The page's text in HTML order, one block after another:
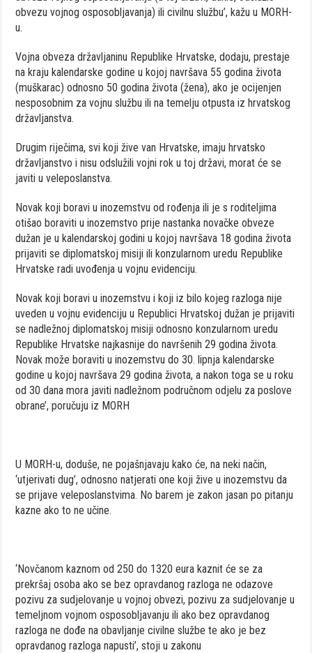
obvezu vojnog osposobljavanja) ili civilnu službu’, kažu u MORH-
u.
Vojna obveza državljaninu Republike Hrvatske, dodaju, prestaje
na kraju kalendarske godine u kojoj navršava 55 godina života
(muškarac) odnosno 50 godina života (žena), ako je ocijenjen
nesposobnim za vojnu službu ili na temelju otpusta iz hrvatskog
državljanstva.
Drugim riječima, svi koji žive van Hrvatske, imaju hrvatsko
državljanstvo i nisu odslužili vojni rok u toj državi, morat će se
javiti u veleposlanstva.
Novak koji boravi u inozemstvu od rođenja ili je s roditeljima
otišao boraviti u inozemstvo prije nastanka novačke obveze
dužan je u kalendarskoj godini u kojoj navršava 18 godina života
prijaviti se diplomatskoj misiji ili konzularnom uredu Republike
Hrvatske radi uvođenja u vojnu evidenciju.
Novak koji boravi u inozemstvu i koji iz bilo kojeg razloga nije
uveden u vojnu evidenciju u Republici Hrvatskoj dužan je prijaviti
se nadležnoj diplomatskoj misiji odnosno konzularnom uredu
Republike Hrvatske najkasnije do navršenih 29 godina života.
Novak može boraviti u inozemstvu do 30. lipnja kalendarske
godine u kojoj navršava 29 godina života, a nakon toga se u roku
od 30 dana mora javiti nadležnom područnom odjelu za poslove
obrane’, poručuju iz MORH
U MORH-u, doduše, ne pojašnjavaju kako će, na neki način,
‘utjerivati dug’, odnosno natjerati one koji žive u inozemstvu da
se prijave veleposlanstvima. No barem je zakon jasan po pitanju
kazne ako to ne učine.
‘Novčanom kaznom od 250 do 1320 eura kaznit će se za
prekršaj osoba ako se bez opravdanog razloga ne odazove
pozivu za sudjelovanje u vojnoj obvezi, pozivu za sudjelovanje u
temeljnom vojnom osposobljavanju ili ako bez opravdanog
razloga ne dođe na obavljanje civilne službe te ako je bez
opravdanog razloga napusti’, stoji u zakonu